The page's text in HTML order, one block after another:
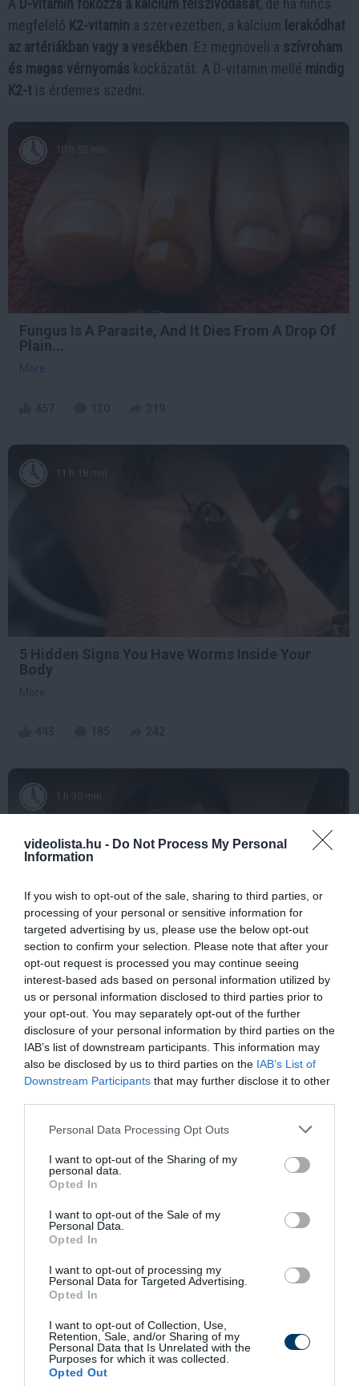
videolista.hu - Do Not Process My Personal
Information
If you wish to opt-out of the sale, sharing to third parties, or
processing of your personal or sensitive information for
targeted advertising by us, please use the below opt-out
section to confirm your selection. Please note that after your
opt-out request is processed you may continue seeing
interest-based ads based on personal information utilized by
us or personal information disclosed to third parties prior to
your opt-out. You may separately opt-out of the further
disclosure of your personal information by third parties on the
IAB’s list of downstream participants. This information may
also be disclosed by us to third parties on the IAB’s List of
Downstream Participants that may further disclose it to other
Please note that this website/app uses one or more Google
not limited to your visit or usage behaviour. You may click to
grant or deny consent to Google and its third-party tags to
use your data for below specified purposes in below Google
consent section.
Personal Data Processing Opt Outs
I want to opt-out of the Sharing of my
personal data.
Opted In
I want to opt-out of the Sale of my
Personal Data.
Opted In
I want to opt-out of processing my
Personal Data for Targeted Advertising.
Opted In
I want to opt-out of Collection, Use,
Retention, Sale, and/or Sharing of my
Personal Data that Is Unrelated with the
Purposes for which it was collected.
Opted Out
megfelelő K2-vitamin a szervezetben, a kalcium lerakódhat
az artériákban vagy a vesékben . Ez megnöveli a szívroham
és magas vérnyomás kockázatát. A D-vitamin mellé mindig
K2-t is érdemes szedni.
10 h 53 min
Fungus Is A Parasite, And It Dies From A Drop Of
Plain...
More
11 h 18 min
5 Hidden Signs You Have Worms Inside Your
Body
More
1 h 30 min
This Simple Trick Removes All Parasites From
Your Body!
More
339 84 212
Fungus Dries Up And Falls Off After The First
470 129